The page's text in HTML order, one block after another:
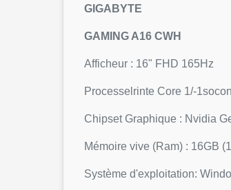
GIGABYTE
GAMING A16 CWH
Afficheur : 16" FHD 165Hz
Processelrinte Core 1/-1socon
Chipset Graphique : Nvidia
Mémoire vive (Ram) : 16GB
Système d'exploitation: